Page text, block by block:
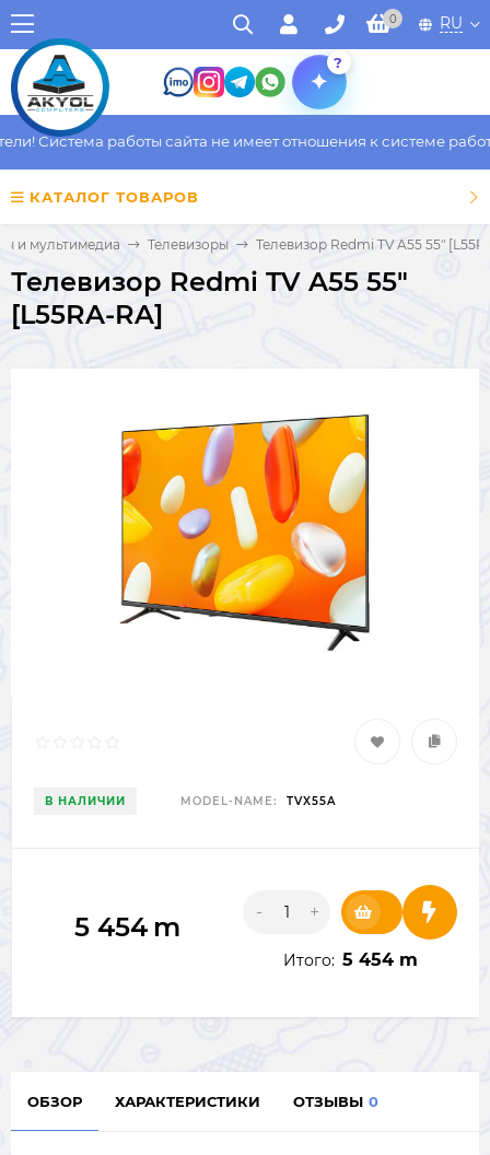
0 RU
?
Система работы сайта не имеет отношения к системе
КАТАЛОГ ТОВАРОВ
и мультимедиа Телевизоры Телевизор Redmi TV A55 55"
Телевизор Redmi TV A55 55"
[L55RA-RA]
В НАЛИЧИИ MODEL-NAME: TVX55A
5 454 m - +
Итого: 5 454 m
ОБЗОР ХАРАКТЕРИСТИКИ ОТЗЫВЫ 0